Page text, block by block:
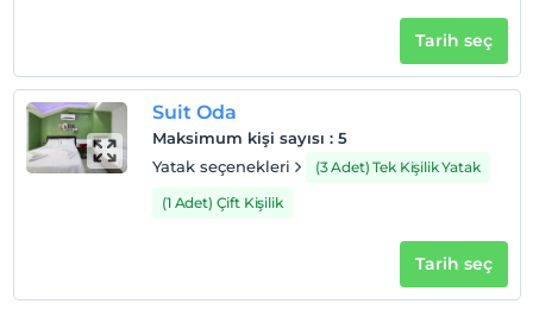
Tarih seç
Suit Oda
Maksimum kişi sayısı : 5
Yatak seçenekleri
(3 Adet) Tek Kişilik Yatak
(1 Adet) Çift Kişilik
Tarih seç